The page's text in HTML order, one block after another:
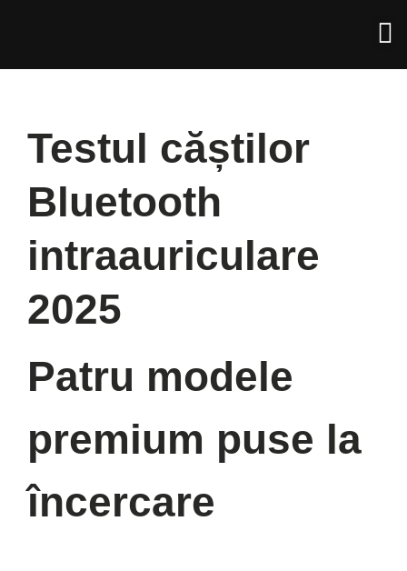
Testul căștilor
Bluetooth
intraauriculare
2025
Patru modele
premium puse la
încercare